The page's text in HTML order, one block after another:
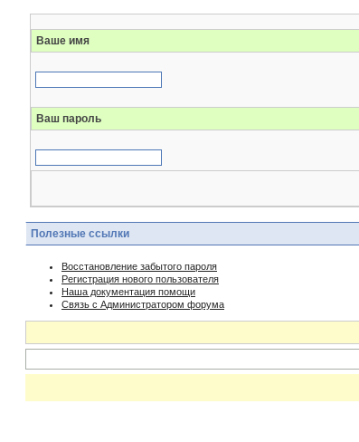
Ваше имя
Ваш пароль
Полезные ссылки
Восстановление забытого пароля
Регистрация нового пользователя
Наша документация помощи
Связь с Администратором форума